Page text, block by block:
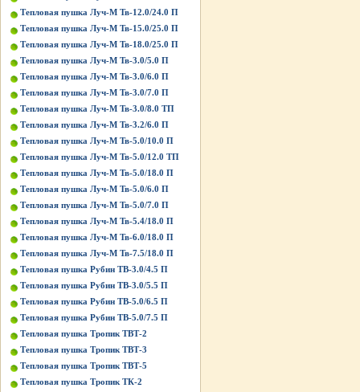
Тепловая пушка Луч-М Тв-12.0/24.0 П
Тепловая пушка Луч-М Тв-15.0/25.0 П
Тепловая пушка Луч-М Тв-18.0/25.0 П
Тепловая пушка Луч-М Тв-3.0/5.0 П
Тепловая пушка Луч-М Тв-3.0/6.0 П
Тепловая пушка Луч-М Тв-3.0/7.0 П
Тепловая пушка Луч-М Тв-3.0/8.0 ТП
Тепловая пушка Луч-М Тв-3.2/6.0 П
Тепловая пушка Луч-М Тв-5.0/10.0 П
Тепловая пушка Луч-М Тв-5.0/12.0 ТП
Тепловая пушка Луч-М Тв-5.0/18.0 П
Тепловая пушка Луч-М Тв-5.0/6.0 П
Тепловая пушка Луч-М Тв-5.0/7.0 П
Тепловая пушка Луч-М Тв-5.4/18.0 П
Тепловая пушка Луч-М Тв-6.0/18.0 П
Тепловая пушка Луч-М Тв-7.5/18.0 П
Тепловая пушка Рубин ТВ-3.0/4.5 П
Тепловая пушка Рубин ТВ-3.0/5.5 П
Тепловая пушка Рубин ТВ-5.0/6.5 П
Тепловая пушка Рубин ТВ-5.0/7.5 П
Тепловая пушка Тропик ТВТ-2
Тепловая пушка Тропик ТВТ-3
Тепловая пушка Тропик ТВТ-5
Тепловая пушка Тропик ТК-2